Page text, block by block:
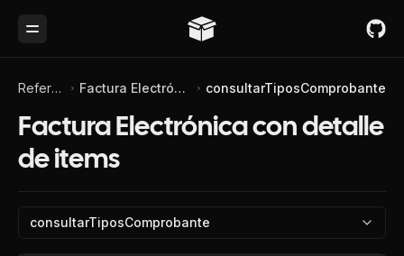
Toggle Menu
Referencia de API Factura Electrónica con detalle de items consultarTiposComprobante
Factura Electrónica con detalle
de items
consultarTiposComprobante